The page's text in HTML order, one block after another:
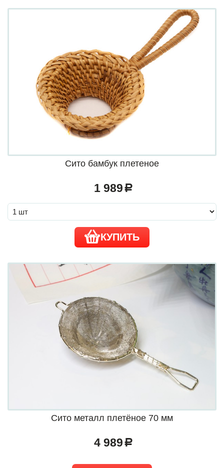
Сито бамбук плетеное
1 989 a
КУПИТЬ
Сито металл плетёное 70 мм
4 989 a